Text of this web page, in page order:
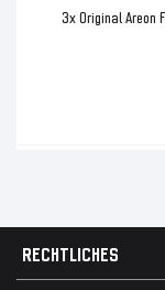
3x Original Areon
RECHTLICHES